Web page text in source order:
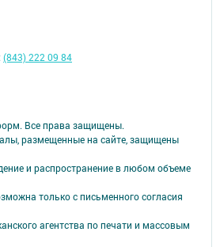
Все права защищены.
размещенные на сайте, защищены
и распространение в любом объеме
только с письменного согласия
агентства по печати и массовым
(843) 222 09 84